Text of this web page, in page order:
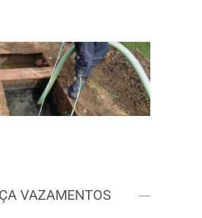
VAZAMENTOS